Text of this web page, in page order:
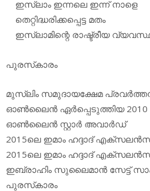
ഇസ്‌ലാം ഇന്നലെ ഇന്ന് നാളെ
തെറ്റിദ്ധരിക്കപ്പെട്ട മതം
ഇസ്‌ലാമിന്റെ രാഷ്ട്രീയ
പുരസ്‌കാരം
മുസ്ലിം സമുദായക്ഷേമ
ഓണ്‍ലൈന്‍ ഏര്‍പ്പെടുത്തിയ 2010
ഓണ്‍ലൈന്‍ സ്റ്റാര്‍ അവാര്‍ഡ്
2015ലെ ഇമാം ഹദ്ദാദ്
2015ലെ ഇമാം ഹദ്ദാദ്
ഇബ്രാഹിം സുലൈമാന്‍ സേട്ട്
പുരസ്‌കാരം